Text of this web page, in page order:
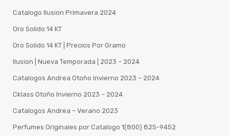
Catalogo Ilusion Primavera 2024
Oro Solido 14 KT
Oro Solido 14 KT | Precios Por Gramo
Ilusion | Nueva Temporada | 2023 – 2024
Catalogos Andrea Otoño Invierno 2023 – 2024
Cklass Otoño Invierno 2023 – 2024
Catalogos Andrea – Verano 2023
Perfumes Originales por Catalogo 1(800) 825-9452